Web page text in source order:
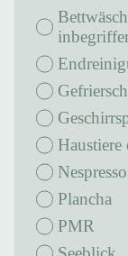
Bettwäsche und Handtücher sind im Preis
Nespresso
Plancha
PMR